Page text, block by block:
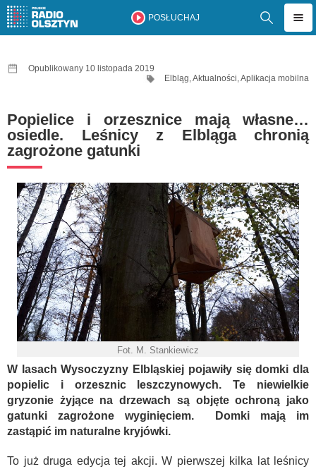
POSŁUCHAJ
Opublikowany 10 listopada 2019
Elbląg,Aktualności,Aplikacja mobilna
Popielice i orzesznice mają własne…
osiedle. Leśnicy z Elbląga chronią
zagrożone gatunki
Fot. M. Stankiewicz
W lasach Wysoczyzny Elbląskiej pojawiły się domki dla
popielic i orzesznic leszczynowych. Te niewielkie
gryzonie żyjące na drzewach są objęte ochroną jako
gatunki zagrożone wyginięciem. Domki mają im
zastąpić im naturalne kryjówki.
To już druga edycja tej akcji. W pierwszej kilka lat leśnicy